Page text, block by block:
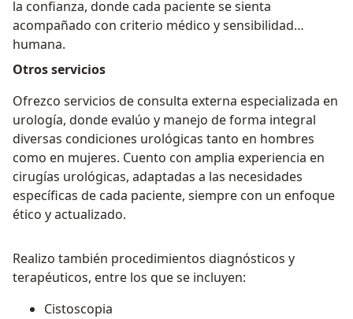
la confianza, donde cada paciente se sienta
acompañado con criterio médico y sensibilidad
humana.
Otros servicios
Ofrezco servicios de consulta externa especializada en
urología, donde evalúo y manejo de forma integral
diversas condiciones urológicas tanto en hombres
como en mujeres. Cuento con amplia experiencia en
cirugías urológicas, adaptadas a las necesidades
específicas de cada paciente, siempre con un enfoque
ético y actualizado.
Realizo también procedimientos diagnósticos y
terapéuticos, entre los que se incluyen:
Cistoscopia